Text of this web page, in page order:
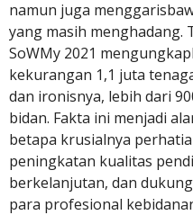
namun juga
yang masih menghadang.
SoWMy 2021
kekurangan 1,1 juta
dan ironisnya, lebih dari
bidan. Fakta ini menjadi
betapa krusialnya
peningkatan kualitas
berkelanjutan, dan
para profesional